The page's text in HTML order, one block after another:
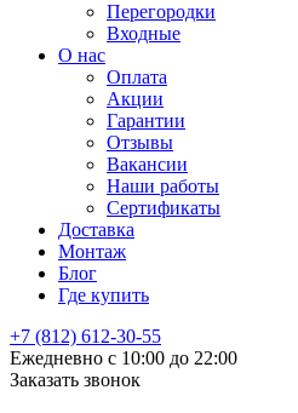
Перегородки
Входные
О нас
Оплата
Акции
Гарантии
Отзывы
Вакансии
Наши работы
Сертификаты
Доставка
Монтаж
Блог
Где купить
+7 (812) 612-30-55
Ежедневно с 10:00 до 22:00
Заказать звонок